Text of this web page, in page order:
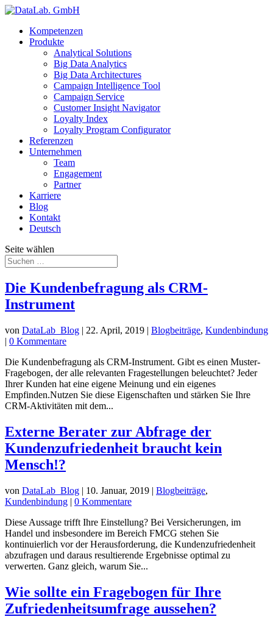
Kompetenzen
Produkte
Analytical Solutions
Big Data Analytics
Big Data Architectures
Campaign Intelligence Tool
Campaign Service
Customer Insight Navigator
Loyalty Index
Loyalty Program Configurator
Referenzen
Unternehmen
Team
Engagement
Partner
Karriere
Blog
Kontakt
Deutsch
Seite wählen
Die Kundenbefragung als CRM-
Instrument
von DataLab_Blog | 22. April, 2019 | Blogbeiträge, Kundenbindung
| 0 Kommentare
Die Kundenbefragung als CRM-Instrument. Gibt es einen Muster-
Fragebogen, der alle relevanten Fragestellungen beleuchtet? Jeder
Ihrer Kunden hat eine eigene Meinung und ein eigenes
Empfinden.Nutzen Sie diese Eigenschaften und stärken Sie Ihre
CRM-Aktivitäten mit dem...
Externe Berater zur Abfrage der
Kundenzufriedenheit braucht kein
Mensch!?
von DataLab_Blog | 10. Januar, 2019 | Blogbeiträge,
Kundenbindung | 0 Kommentare
Diese Aussage trifft Ihre Einstellung? Bei Versicherungen, im
Handel und insbesondere im Bereich FMCG stehen Sie
kontinuierlich vor der Herausforderung, die Kundenzufriedenheit
abzufragen und daraus resultierende Ergebnisse optimal zu
verwerten. Ganz gleich, warum Sie...
Wie sollte ein Fragebogen für Ihre
Zufriedenheitsumfrage aussehen?